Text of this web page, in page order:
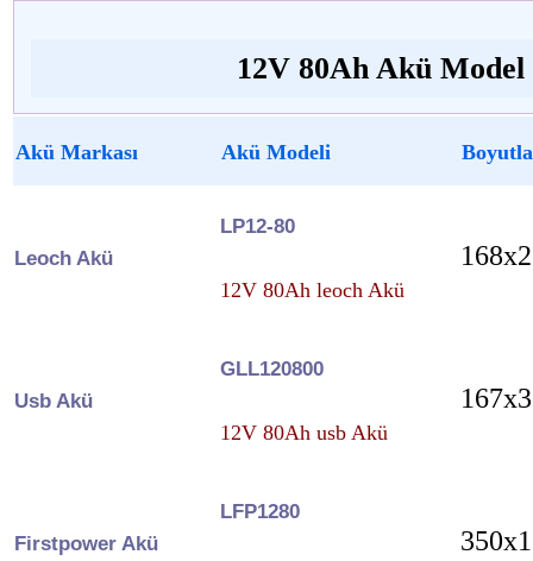
12V 80Ah Akü Model
Akü Markası Akü Modeli
Leoch Akü
LP12-80
12V 80Ah leoch Akü
Usb Akü
GLL120800
12V 80Ah usb Akü
Firstpower Akü
LFP1280